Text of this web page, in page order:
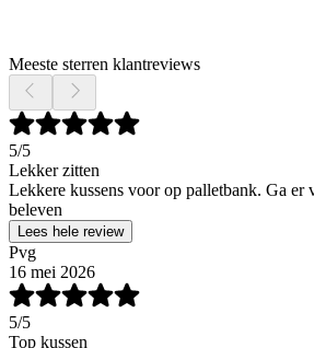
Meeste sterren klantreviews
5/5
Lekker zitten
Lekkere kussens voor op palletbank. Ga er
beleven
Lees hele review
Pvg
16 mei 2026
5/5
Top kussen